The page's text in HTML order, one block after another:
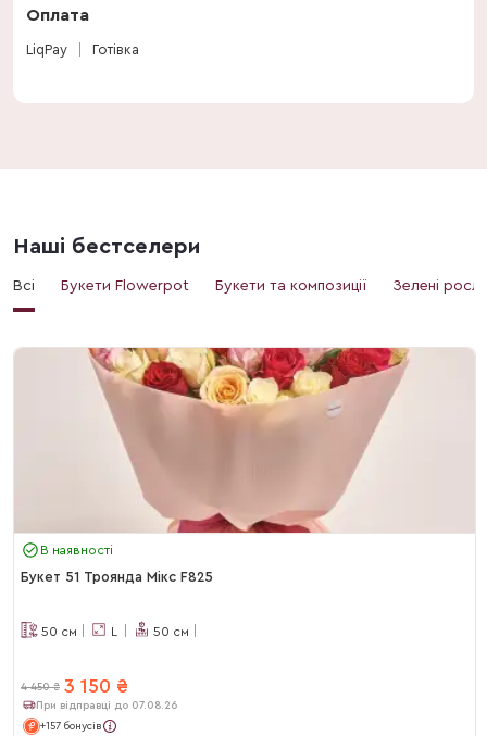
Оплата
LiqPay Готівка
Наші бестселери
Всі Букети Flowerpot Букети та композиції Зелені
В наявності
Букет 51 Троянда Мікс F825
50 см L 50 см
4 450 ₴ 3 150 ₴
При відправці до 07.08.26
+157 бонусів